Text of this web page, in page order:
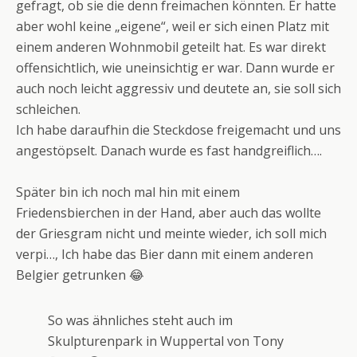
gefragt, ob sie die denn freimachen könnten. Er hatte
aber wohl keine „eigene“, weil er sich einen Platz mit
einem anderen Wohnmobil geteilt hat. Es war direkt
offensichtlich, wie uneinsichtig er war. Dann wurde er
auch noch leicht aggressiv und deutete an, sie soll sich
schleichen.
Ich habe daraufhin die Steckdose freigemacht und uns
angestöpselt. Danach wurde es fast handgreiflich….
Später bin ich noch mal hin mit einem
Friedensbierchen in der Hand, aber auch das wollte
der Griesgram nicht und meinte wieder, ich soll mich
verpi…, Ich habe das Bier dann mit einem anderen
Belgier getrunken 😂
So was ähnliches steht auch im
Skulpturenpark in Wuppertal von Tony